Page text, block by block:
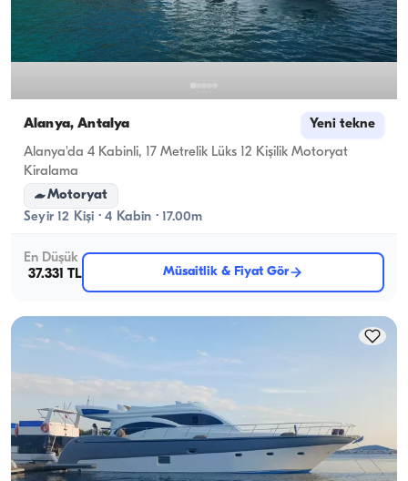
Alanya, Antalya Yeni tekne
Alanya'da 4 Kabinli, 17 Metrelik Lüks 12 Kişilik Motoryat
Kiralama
Motoryat
Seyir 12 Kişi · 4 Kabin · 17.00m
En Düşük
37.331 TL
Müsaitlik & Fiyat Gör